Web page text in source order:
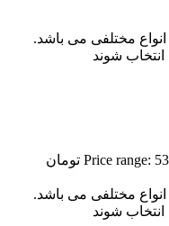
مختلفی می باشد.
شوند
Price range: 531,000 تومان
مختلفی می باشد.
شوند